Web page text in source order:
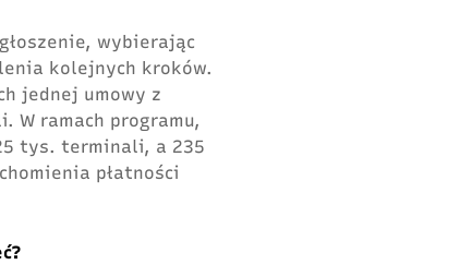
wybierając
kolejnych kroków.
jednej umowy z
W ramach programu,
tys. terminali, a 235
płatności